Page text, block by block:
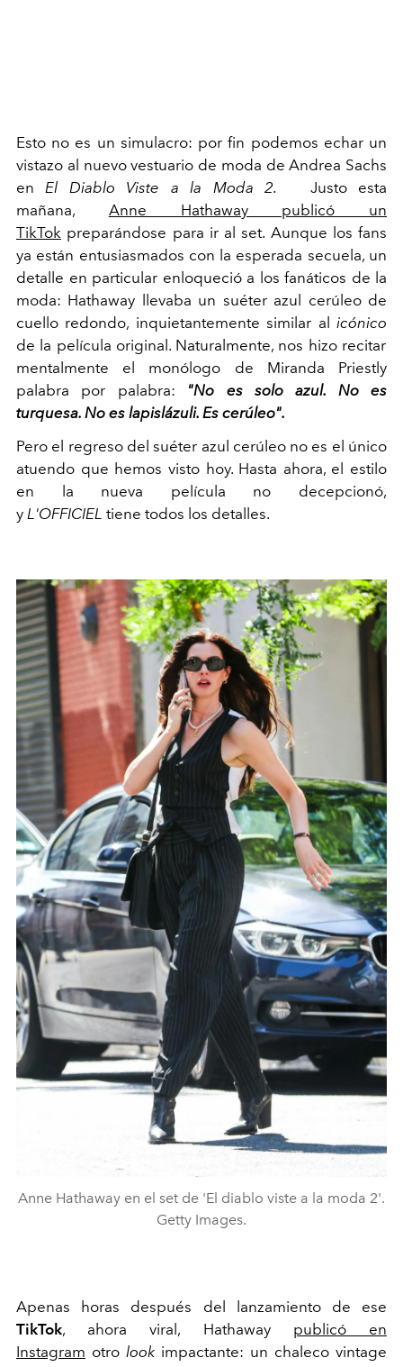
Esto no es un simulacro: por fin podemos echar un
vistazo al nuevo vestuario de moda de Andrea Sachs
enEl Diablo Viste a la Moda 2.
Justo esta
mañana, Anne Hathaway publicó un
TikTok preparándose para ir al set. Aunque los fans
ya están entusiasmados con la esperada secuela, un
detalle en particular enloqueció a los fanáticos de la
moda: Hathaway llevaba un suéter azul cerúleo de
cuello redondo, inquietantemente similar al icónico
de la película original. Naturalmente, nos hizo recitar
mentalmente el monólogo de Miranda Priestly
palabra por palabra: "No es solo azul. No es
turquesa. No es lapislázuli. Es cerúleo".
Pero el regreso del suéter azul cerúleo no es el único
atuendo que hemos visto hoy. Hasta ahora, el estilo
en la nueva película no decepcionó,
y L'OFFICIEL tiene todos los detalles.
Anne Hathaway en el set de 'El diablo viste a la moda 2'.
Getty Images.
Apenas horas después del lanzamiento de ese
TikTok, ahora viral, Hathaway publicó en
Instagram otro look impactante: un chaleco vintage